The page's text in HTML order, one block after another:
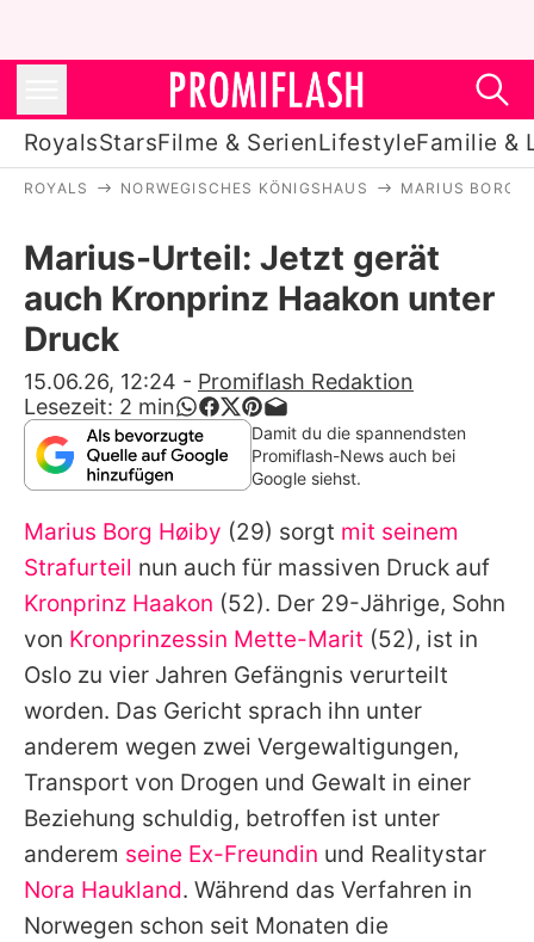
RoyalsStarsFilme & SerienLifestyleFamilie &
Stars
Filme & Serien
Lifestyle
Familie & Liebe
Promiflash Exklusiv
Alle Themen auf Promiflash
Jobs
App runterladen
Team
Redaktionelle Richtlinien
Impressum
Datenschutzerklärung
ROYALS NORWEGISCHES KÖNIGSHAUS MARIUS BORG
Marius-Urteil: Jetzt gerät
auch Kronprinz Haakon unter
Druck
15.06.26, 12:24 - Promiflash Redaktion
Lesezeit: 2 min
Damit du die spannendsten
Promiflash-News auch bei
Google siehst.
Marius Borg Høiby (29) sorgt mit seinem
Strafurteil nun auch für massiven Druck auf
Kronprinz Haakon (52). Der 29-Jährige, Sohn
von Kronprinzessin Mette-Marit (52), ist in
Oslo zu vier Jahren Gefängnis verurteilt
worden. Das Gericht sprach ihn unter
anderem wegen zwei Vergewaltigungen,
Transport von Drogen und Gewalt in einer
Beziehung schuldig, betroffen ist unter
anderem seine Ex-Freundin und Realitystar
Nora Haukland. Während das Verfahren in
Norwegen schon seit Monaten die